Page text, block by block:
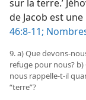
sur la terre.’
de Jacob est
46:8-11;
9. a) Que devons-​
refuge pour nous?
nous rappelle-​t-​il
“terre”?